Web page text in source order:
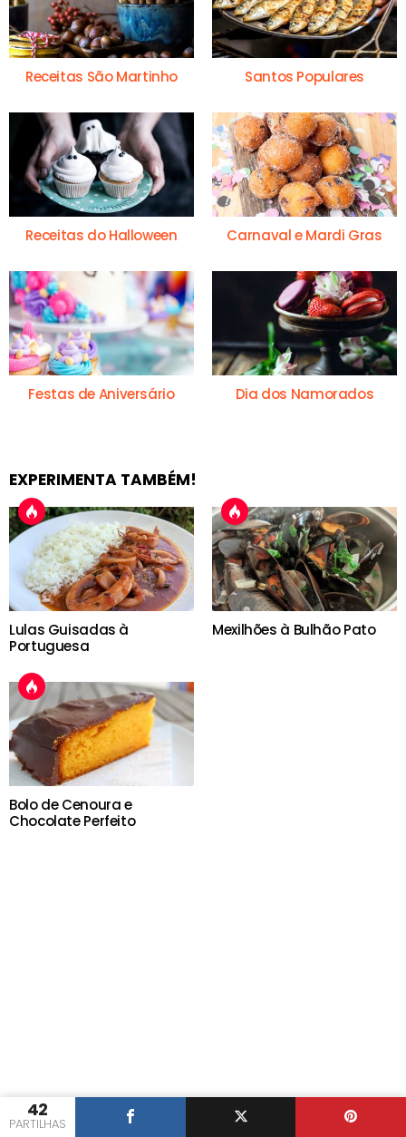
42
PARTILHAS
Receitas São Martinho Santos Populares
Receitas do Halloween Carnaval e Mardi Gras
Festas de Aniversário Dia dos Namorados
EXPERIMENTA TAMBÉM!
Lulas Guisadas à
Portuguesa
Mexilhões à Bulhão Pato
Bolo de Cenoura e
Chocolate Perfeito